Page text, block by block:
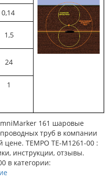
0,14
1,5
24
1
161 шаровые
труб в компании
TEMPO TE-M1261-00 :
инструкции, отзывы.
в категории: